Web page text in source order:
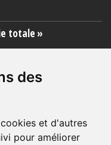
des
et d'autres
pour améliorer
totale »
collective